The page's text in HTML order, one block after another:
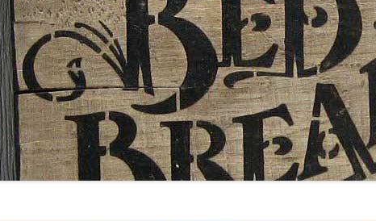
VESTSJÆLLAND
SYDSJÆLLAND
MIDTJYLLAND
ØSTJYLLAND
SØNDERJYLLAND